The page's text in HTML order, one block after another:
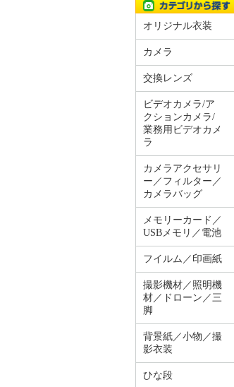
オリジナル衣装
カメラ
交換レンズ
ビデオカメラ/ア
クションカメラ/
業務用ビデオカメ
ラ
カメラアクセサリ
ー／フィルター／
カメラバッグ
メモリーカード／
USBメモリ／電池
フイルム／印画紙
撮影機材／照明機
材／ドローン／三
脚
背景紙／小物／撮
影衣装
ひな段